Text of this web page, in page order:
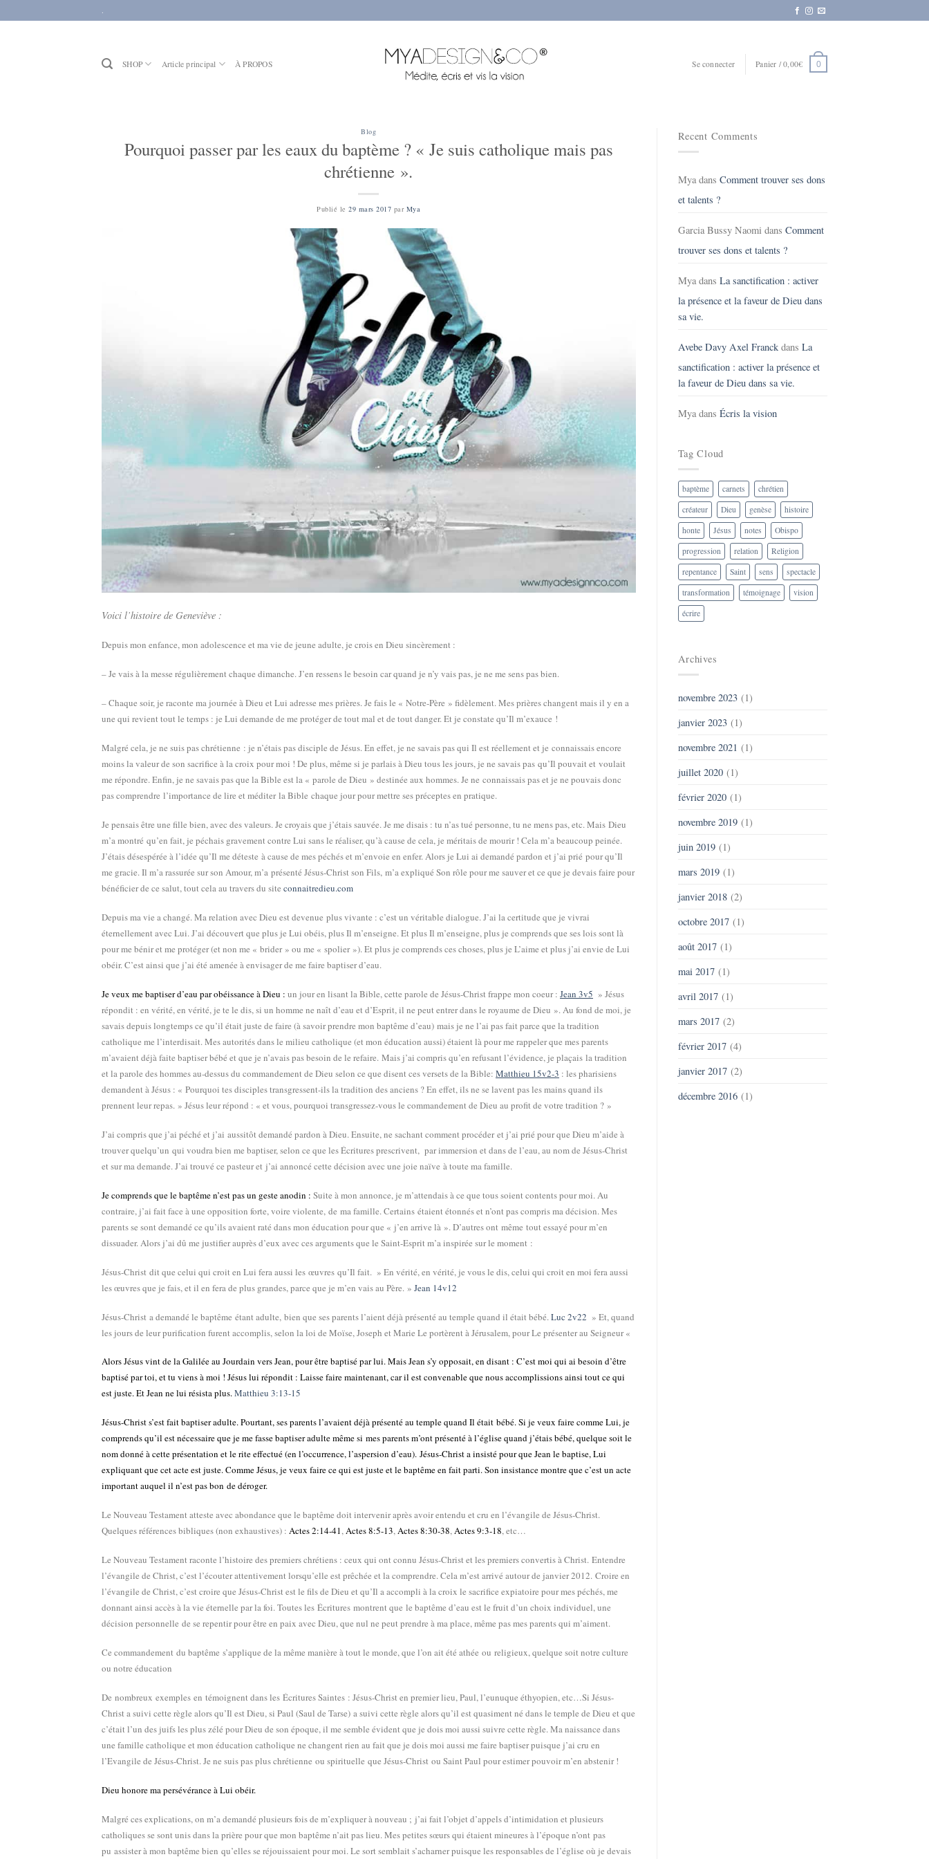
au
.
SHOP Article principal À PROPOS Se connecter Panier /0,00€ 0
Blog
Pourquoi passer par les eaux du baptème ? « Je suis catholique mais pas
chrétienne ».
Publié le29 mars 2017 par Mya
Voici l’histoire de Geneviève :
Depuis mon enfance, mon adolescence et ma vie de jeune adulte, je crois en Dieu sincèrement :
– Je vais à la messe régulièrement chaque dimanche. J’en ressens le besoin car quand je n’y vais pas, je ne me sens pas bien.
– Chaque soir, je raconte ma journée à Dieu et Lui adresse mes prières. Je fais le « Notre-Père » fidèlement. Mes prières changent mais il y en a
une qui revient tout le temps : je Lui demande de me protéger de tout mal et de tout danger. Et je constate qu’Il m’exauce !
Malgré cela, je ne suis pas chrétienne : je n’étais pas disciple de Jésus. En effet, je ne savais pas qui Il est réellement et je connaissais encore
moins la valeur de son sacrifice à la croix pour moi ! De plus, même si je parlais à Dieu tous les jours, je ne savais pas qu’Il pouvait et voulait
me répondre. Enfin, je ne savais pas que la Bible est la « parole de Dieu » destinée aux hommes. Je ne connaissais pas et je ne pouvais donc
pas comprendre l’importance de lire et méditer la Bible chaque jour pour mettre ses préceptes en pratique.
Je pensais être une fille bien, avec des valeurs. Je croyais que j’étais sauvée. Je me disais : tu n’as tué personne, tu ne mens pas, etc. Mais Dieu
m’a montré qu’en fait, je péchais gravement contre Lui sans le réaliser, qu’à cause de cela, je méritais de mourir ! Cela m’a beaucoup peinée.
J’étais désespérée à l’idée qu’Il me déteste à cause de mes péchés et m’envoie en enfer. Alors je Lui ai demandé pardon et j’ai prié pour qu’Il
me gracie. Il m’a rassurée sur son Amour, m’a présenté Jésus-Christ son Fils, m’a expliqué Son rôle pour me sauver et ce que je devais faire pour
bénéficier de ce salut, tout cela au travers du site connaitredieu.com
Depuis ma vie a changé. Ma relation avec Dieu est devenue plus vivante : c’est un véritable dialogue. J’ai la certitude que je vivrai
éternellement avec Lui. J’ai découvert que plus je Lui obéis, plus Il m’enseigne. Et plus Il m’enseigne, plus je comprends que ses lois sont là
pour me bénir et me protéger (et non me « brider » ou me « spolier »). Et plus je comprends ces choses, plus je L’aime et plus j’ai envie de Lui
obéir. C’est ainsi que j’ai été amenée à envisager de me faire baptiser d’eau.
Je veux me baptiser d’eau par obéissance à Dieu : un jour en lisant la Bible, cette parole de Jésus-Christ frappe mon coeur : Jean 3v5 » Jésus
répondit : en vérité, en vérité, je te le dis, si un homme ne naît d’eau et d’Esprit, il ne peut entrer dans le royaume de Dieu ». Au fond de moi, je
savais depuis longtemps ce qu’il était juste de faire (à savoir prendre mon baptême d’eau) mais je ne l’ai pas fait parce que la tradition
catholique me l’interdisait. Mes autorités dans le milieu catholique (et mon éducation aussi) étaient là pour me rappeler que mes parents
m’avaient déjà faite baptiser bébé et que je n’avais pas besoin de le refaire. Mais j’ai compris qu’en refusant l’évidence, je plaçais la tradition
et la parole des hommes au-dessus du commandement de Dieu selon ce que disent ces versets de la Bible: Matthieu 15v2-3 : les pharisiens
demandent à Jésus : « Pourquoi tes disciples transgressent-ils la tradition des anciens ? En effet, ils ne se lavent pas les mains quand ils
prennent leur repas. » Jésus leur répond : « et vous, pourquoi transgressez-vous le commandement de Dieu au profit de votre tradition ? »
J’ai compris que j’ai péché et j’ai aussitôt demandé pardon à Dieu. Ensuite, ne sachant comment procéder et j’ai prié pour que Dieu m’aide à
trouver quelqu’un qui voudra bien me baptiser, selon ce que les Écritures prescrivent, par immersion et dans de l’eau, au nom de Jésus-Christ
et sur ma demande. J’ai trouvé ce pasteur et j’ai annoncé cette décision avec une joie naïve à toute ma famille.
Je comprends que le baptême n’est pas un geste anodin : Suite à mon annonce, je m’attendais à ce que tous soient contents pour moi. Au
contraire, j’ai fait face à une opposition forte, voire violente, de ma famille. Certains étaient étonnés et n’ont pas compris ma décision. Mes
parents se sont demandé ce qu’ils avaient raté dans mon éducation pour que « j’en arrive là ». D’autres ont même tout essayé pour m’en
dissuader. Alors j’ai dû me justifier auprès d’eux avec ces arguments que le Saint-Esprit m’a inspirée sur le moment :
Jésus-Christ dit que celui qui croit en Lui fera aussi les œuvres qu’Il fait. » En vérité, en vérité, je vous le dis, celui qui croit en moi fera aussi
les œuvres que je fais, et il en fera de plus grandes, parce que je m’en vais au Père. » Jean 14v12
Jésus-Christ a demandé le baptême étant adulte, bien que ses parents l’aient déjà présenté au temple quand il était bébé. Luc 2v22 » Et, quand
les jours de leur purification furent accomplis, selon la loi de Moïse, Joseph et Marie Le portèrent à Jérusalem, pour Le présenter au Seigneur «
AlorsJésus vintde la Galilée au Jourdain vers Jean,pour être baptisépar lui. MaisJean s’y opposait, en disant : C’est moi qui ai besoin d’être
baptisé par toi, et tu viens à moi ! Jésuslui répondit : Laisse faire maintenant, caril est convenable que nous accomplissions ainsi tout ce qui
est juste.Et Jean ne lui résista plus.Matthieu 3:13-15
Jésus-Christ s’est fait baptiser adulte. Pourtant, ses parents l’avaient déjà présenté au temple quand Il était bébé. Si je veux faire comme Lui, je
comprends qu’il est nécessaire que je me fasse baptiser adulte même si mes parents m’ont présenté à l’église quand j’étais bébé, quelque soit le
nom donné à cette présentation et le rite effectué (en l’occurrence, l’aspersion d’eau). Jésus-Christ a insisté pour que Jean le baptise, Lui
expliquant que cet acte est juste. Comme Jésus, je veux faire ce qui est juste et le baptême en fait parti. Son insistance montre que c’est un acte
important auquel il n’est pas bon de déroger.
Le Nouveau Testament atteste avec abondance que le baptême doit intervenir après avoir entendu et cru en l’évangile de Jésus-Christ.
Quelques références bibliques (non exhaustives) : Actes 2:14-41,Actes 8:5-13,Actes 8:30-38,Actes 9:3-18, etc…
Le Nouveau Testament raconte l’histoire des premiers chrétiens : ceux qui ont connu Jésus-Christ et les premiers convertis à Christ. Entendre
l’évangile de Christ, c’est l’écouter attentivement lorsqu’elle est prêchée et la comprendre. Cela m’est arrivé autour de janvier 2012. Croire en
l’évangile de Christ, c’est croire que Jésus-Christ est le fils de Dieu et qu’Il a accompli à la croix le sacrifice expiatoire pour mes péchés, me
donnant ainsi accès à la vie éternelle par la foi. Toutes les Écritures montrent que le baptême d’eau est le fruit d’un choix individuel, une
décision personnelle de se repentir pour être en paix avec Dieu, que nul ne peut prendre à ma place, même pas mes parents qui m’aiment.
Ce commandement du baptême s’applique de la même manière à tout le monde, que l’on ait été athée ou religieux, quelque soit notre culture
ou notre éducation
De nombreux exemples en témoignent dans les Écritures Saintes : Jésus-Christ en premier lieu, Paul, l’eunuque éthyopien, etc…Si Jésus-
Christ a suivi cette règle alors qu’Il est Dieu, si Paul (Saul de Tarse) a suivi cette règle alors qu’il est quasiment né dans le temple de Dieu et que
c’était l’un des juifs les plus zélé pour Dieu de son époque, il me semble évident que je dois moi aussi suivre cette règle. Ma naissance dans
une famille catholique et mon éducation catholique ne changent rien au fait que je dois moi aussi me faire baptiser puisque j’ai cru en
l’Evangile de Jésus-Christ. Je ne suis pas plus chrétienne ou spirituelle que Jésus-Christ ou Saint Paul pour estimer pouvoir m’en abstenir !
Dieu honore ma persévérance à Lui obéir.
Malgré ces explications, on m’a demandé plusieurs fois de m’expliquer à nouveau ; j’ai fait l’objet d’appels d’intimidation et plusieurs
catholiques se sont unis dans la prière pour que mon baptême n’ait pas lieu. Mes petites sœurs qui étaient mineures à l’époque n’ont pas
pu assister à mon baptême bien qu’elles se réjouissaient pour moi. Le sort semblait s’acharner puisque les responsables de l’église où je devais
Recent Comments
Myadans Comment trouver ses dons
et talents ?
Garcia Bussy Naomidans Comment
trouver ses dons et talents ?
Myadans La sanctification : activer
la présence et la faveur de Dieu dans
sa vie.
Avebe Davy Axel Franckdans La
sanctification : activer la présence et
la faveur de Dieu dans sa vie.
Myadans Écris la vision
Tag Cloud
baptème carnets
chrétien
créateur
Dieu genèse
histoire
honte
Jésus notes
Obispo
progression
relation
Religion
repentance
Saint sens
spectacle
transformation
témoignage
vision
écrire
Archives
novembre 2023(1)
janvier 2023(1)
novembre 2021 (1)
juillet 2020(1)
février 2020(1)
novembre 2019(1)
juin 2019(1)
mars 2019(1)
janvier 2018(2)
octobre 2017(1)
août 2017(1)
mai 2017(1)
avril 2017(1)
mars 2017(2)
février 2017(4)
janvier 2017(2)
décembre 2016(1)